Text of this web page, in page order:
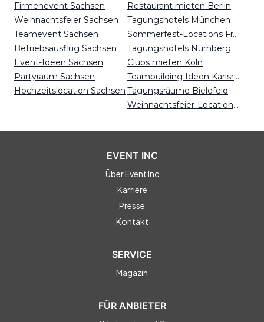
Firmenevent Sachsen
Weihnachtsfeier Sachsen
Teamevent Sachsen
Betriebsausflug Sachsen
Event-Ideen Sachsen
Partyraum Sachsen
Hochzeitslocation Sachsen
Restaurant mieten Berlin
Tagungshotels München
Sommerfest-Locations Frankfurt
Tagungshotels Nürnberg
Clubs mieten Köln
Teambuilding Ideen Karlsruhe
Tagungsräume Bielefeld
Weihnachtsfeier-Locations Freiburg
EVENT INC
Über Event Inc
Karriere
Presse
Kontakt
SERVICE
Magazin
FÜR ANBIETER